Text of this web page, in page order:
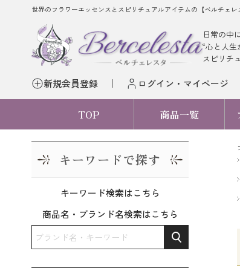
世界のフラワーエッセンスとスピリチュアルアイテムの【ベルチェレ
日常の中
“心と人
スピリチ
新規会員登録 ログイン・マイページ
TOP 商品一覧
キーワードで探す
キーワード検索はこちら
商品名・ブランド名検索はこちら